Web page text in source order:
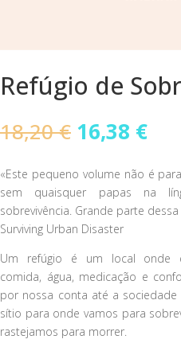
Refúgio de
18,20€ O
preço
original
era:
18,20 €.
16,38 €O
é:
«Este pequeno volume não é
sem quaisquer papas na
sobrevivência. Grande parte
Surviving Urban Disaster
Um refúgio é um local onde
comida, água, medicação e
por nossa conta até a
sítio para onde vamos para
rastejamos para morrer.